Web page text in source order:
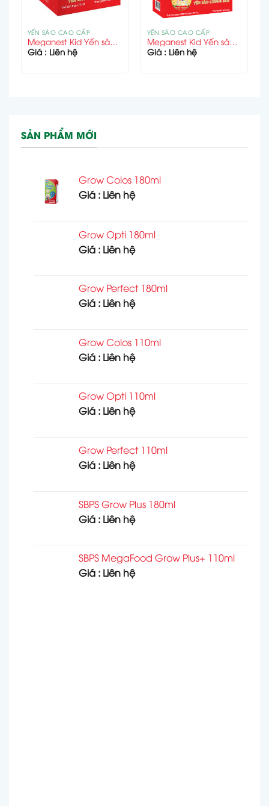
YẾN SÀO CAO CẤP
Meganest Kid Yến sào chưng sẵn (1 hũ x 70ml)
Giá : Liên hệ
YẾN SÀO CAO CẤP
Meganest Kid Yến sào chưng sẵn (4x70ml)
Giá : Liên hệ
SẢN PHẨM MỚI
Grow Colos 180ml
Giá : Liên hệ
Grow Opti 180ml
Giá : Liên hệ
Grow Perfect 180ml
Giá : Liên hệ
Grow Colos 110ml
Giá : Liên hệ
Grow Opti 110ml
Giá : Liên hệ
Grow Perfect 110ml
Giá : Liên hệ
SBPS Grow Plus 180ml
Giá : Liên hệ
SBPS MegaFood Grow Plus+ 110ml
Giá : Liên hệ